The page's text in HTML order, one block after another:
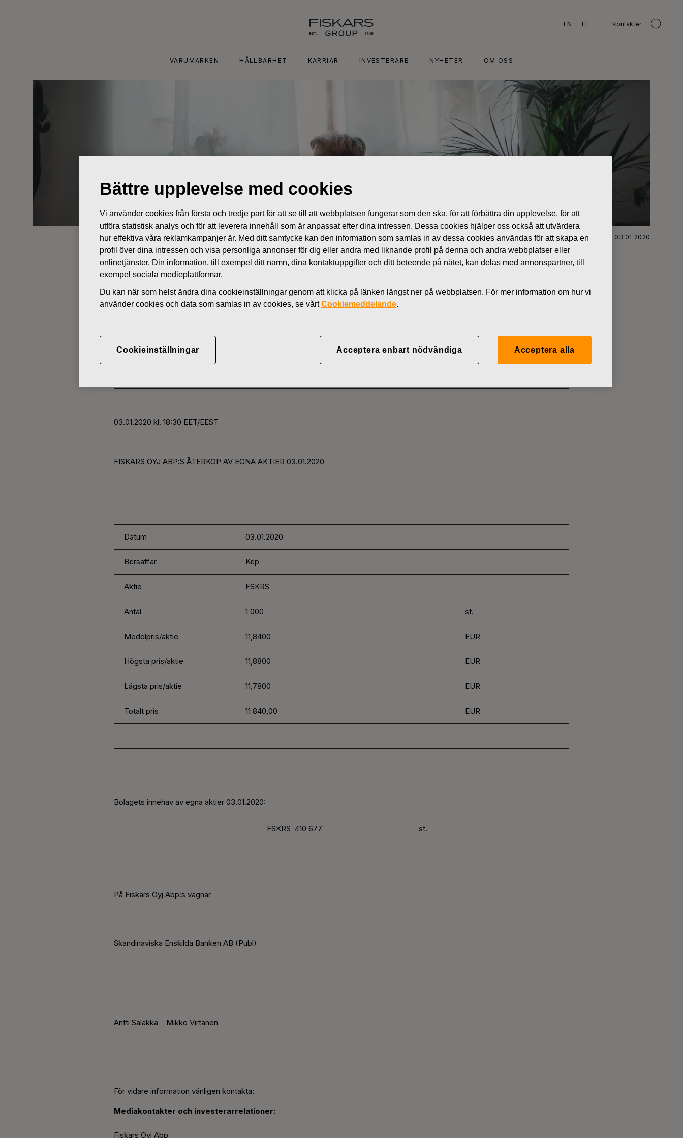
EN FI Kontakter
VARUMÄRKEN HÅLLBARHET KARRIÄR INVESTERARE NYHETER OM OSS
Nyheter FISKARS OYJ ABP:S ÅTERKÖP AV EGNA AKTIER 03.01.2020
JANUARI 3, 2020
FISKARS OYJ ABP:S ÅTERKÖP AV EGNA
AKTIER 03.01.2020
03.01.2020 kl. 18:30 EET/EEST
FISKARS OYJ ABP:S ÅTERKÖP AV EGNA AKTIER 03.01.2020
Datum 03.01.2020
Börsaffär Köp
Aktie FSKRS
Antal 1 000 st.
Medelpris/aktie 11,8400 EUR
Högsta pris/aktie 11,8800 EUR
Lägsta pris/aktie 11,7800 EUR
Totalt pris 11 840,00 EUR
Bolagets innehav av egna aktier 03.01.2020:
FSKRS 410 677 st.
På Fiskars Oyj Abp:s vägnar
Skandinaviska Enskilda Banken AB (Publ)
Antti Salakka Mikko Virtanen
För vidare information vänligen kontakta:
Mediakontakter och investerarrelationer:
Fiskars Oyj Abp
Bättre upplevelse med cookies
Vi använder cookies från första och tredje part för att se till att webbplatsen fungerar som den ska, för att förbättra din upplevelse, för att
utföra statistisk analys och för att leverera innehåll som är anpassat efter dina intressen. Dessa cookies hjälper oss också att utvärdera
hur effektiva våra reklamkampanjer är. Med ditt samtycke kan den information som samlas in av dessa cookies användas för att skapa en
profil över dina intressen och visa personliga annonser för dig eller andra med liknande profil på denna och andra webbplatser eller
onlinetjänster. Din information, till exempel ditt namn, dina kontaktuppgifter och ditt beteende på nätet, kan delas med annonspartner, till
exempel sociala medieplattformar.
Du kan när som helst ändra dina cookieinställningar genom att klicka på länken längst ner på webbplatsen. För mer information om hur vi
använder cookies och data som samlas in av cookies, se vårtCookiemeddelande.
Cookieinställningar Acceptera enbart nödvändiga Acceptera alla